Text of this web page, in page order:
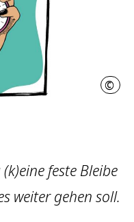
©
feste Bleibe
weiter gehen soll.